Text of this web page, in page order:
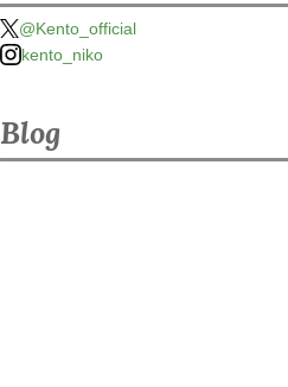
@Kento_official
kento_niko
Blog